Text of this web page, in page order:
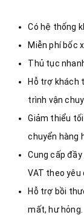
Có hệ thống
Miễn phí bốc
Thủ tục
Hỗ trợ khách
trình vận
Giảm thiểu
chuyển hàng
Cung cấp
VAT theo yêu
Hỗ trợ bồi
mất, hư hỏng.